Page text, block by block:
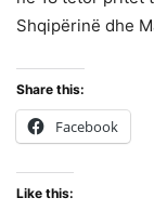
Shqipërinë dhe
Share this:
Facebook
Like this: